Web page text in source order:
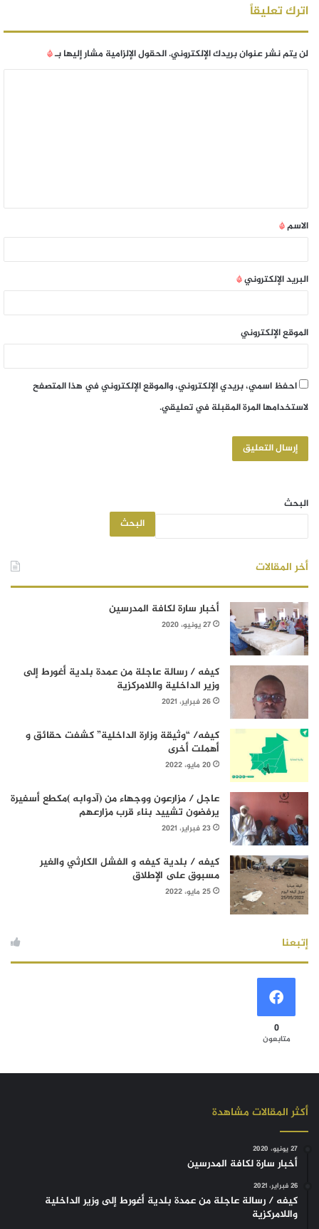
اترك تعليقاً
لن يتم نشر عنوان بريدك الإلكتروني.الحقول الإلزامية مشار إليها بـ*
الاسم*
البريد الإلكتروني*
الموقع الإلكتروني
احفظ اسمي، بريدي الإلكتروني، والموقع الإلكتروني في هذا المتصفح
لاستخدامها المرة المقبلة في تعليقي.
البحث
البحث
أخر المقالات
أخبار سارة لكافة المدرسين
27 يونيو، 2020
كيفه / رسالة عاجلة من عمدة بلدية أغورط إلى
وزير الداخلية واللامركزية
26 فبراير، 2021
كيفه/ “وثيقة وزارة الداخلية” كشفت حقائق و
أهملت أخرى
20 مايو، 2022
عاجل / مزارعون ووجهاء من (آدوابه )مكطع أسفيرة
يرفضون تشييد بناء قرب مزارعهم
23 فبراير، 2021
كيفه / بلدية كيفه و الفشل الكارثي والغير
مسبوق على الإطلاق
25 مايو، 2022
إتبعنا
0
متابعون
أكثر المقالات مشاهدة
27 يونيو، 2020
أخبار سارة لكافة المدرسين
26 فبراير، 2021
كيفه / رسالة عاجلة من عمدة بلدية أغورط إلى وزير الداخلية
واللامركزية